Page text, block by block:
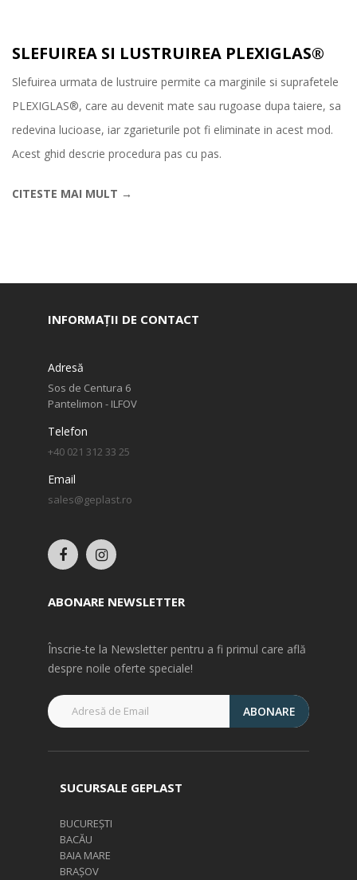
SLEFUIREA SI LUSTRUIREA PLEXIGLAS®
Slefuirea urmata de lustruire permite ca marginile si suprafetele
PLEXIGLAS®, care au devenit mate sau rugoase dupa taiere, sa
redevina lucioase, iar zgarieturile pot fi eliminate in acest mod.
Acest ghid descrie procedura pas cu pas.
CITESTE MAI MULT →
INFORMAȚII DE CONTACT
Adresă
Sos de Centura 6
Pantelimon - ILFOV
Telefon
+40 021 312 33 25
Email
sales@geplast.ro
ABONARE NEWSLETTER
Înscrie-te la Newsletter pentru a fi primul care află
despre noile oferte speciale!
ABONARE
SUCURSALE GEPLAST
BUCUREȘTI
BACĂU
BAIA MARE
BRAȘOV